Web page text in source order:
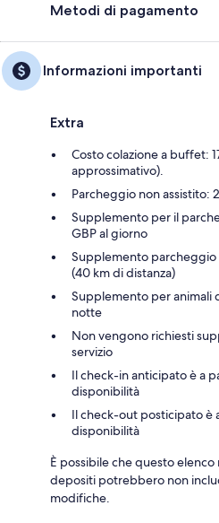
Metodi di pagamento
Informazioni importanti
Extra
Costo colazione a buffet:
approssimativo).
Parcheggio non assistito:
Supplemento per il
GBP al giorno
Supplemento parcheggio
(40 km di distanza)
Supplemento per animali
notte
Non vengono richiesti
servizio
Il check-in anticipato è a
disponibilità
Il check-out posticipato è
disponibilità
È possibile che questo
depositi potrebbero non
modifiche.